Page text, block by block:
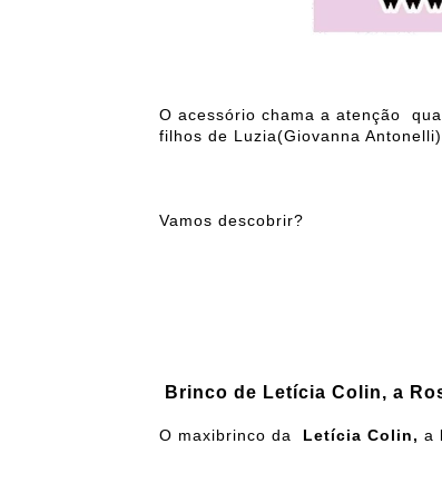
O acessório chama a atenção
filhos de Luzia(Giovanna
Vamos descobrir?
Brinco de Letícia Colin, a
O maxibrinco da Letícia Colin, a